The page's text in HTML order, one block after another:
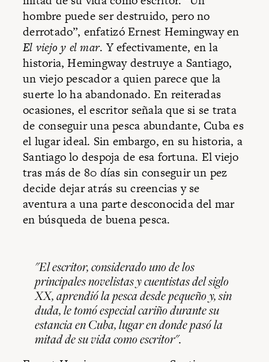
hombre puede ser destruido, pero no
derrotado”, enfatizó Ernest Hemingway en
El viejo y el mar. Y efectivamente, en la
historia, Hemingway destruye a Santiago,
un viejo pescador a quien parece que la
suerte lo ha abandonado. En reiteradas
ocasiones, el escritor señala que si se trata
de conseguir una pesca abundante, Cuba es
el lugar ideal. Sin embargo, en su historia, a
Santiago lo despoja de esa fortuna. El viejo
tras más de 80 días sin conseguir un pez
decide dejar atrás su creencias y se
aventura a una parte desconocida del mar
en búsqueda de buena pesca.
"El escritor, considerado uno de los
principales novelistas y cuentistas del siglo
XX, aprendió la pesca desde pequeño y, sin
duda, le tomó especial cariño durante su
estancia en Cuba, lugar en donde pasó la
mitad de su vida como escritor".